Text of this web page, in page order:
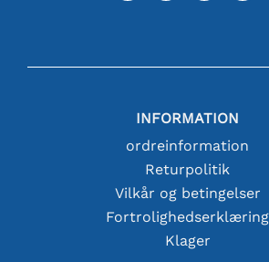
INFORMATION
ordreinformation
Returpolitik
Vilkår og betingelser
Fortrolighedserklæring
Klager